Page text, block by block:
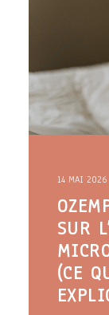
14 MAI 2026
SUR
(CE